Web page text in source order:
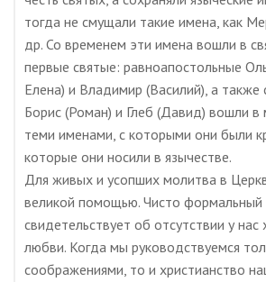
тогда не смущали такие имена, как
др. Со временем эти имена вошли в
первые святые: равноапостольные
Елена) и Владимир (Василий), а также
Борис (Роман) и Глеб (Давид) вошли в
теми именами, с которыми они были
которые они носили в язычестве.
Для живых и усопших молитва в
великой помощью. Чисто
свидетельствует об отсутствии у нас
любви. Когда мы руководствуемся
соображениями, то и христианство